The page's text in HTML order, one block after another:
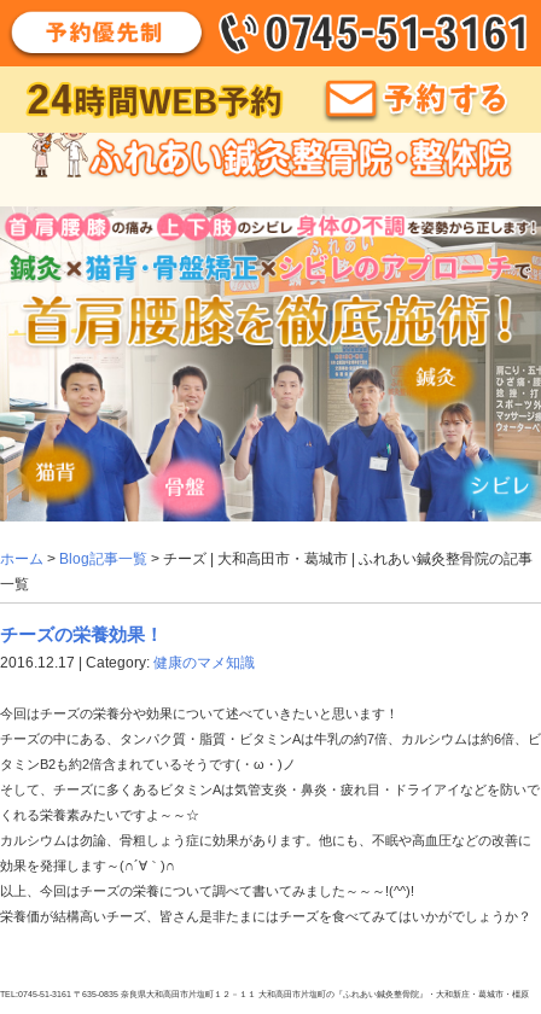
ホーム>Blog記事一覧
一覧
チーズの栄養効果！